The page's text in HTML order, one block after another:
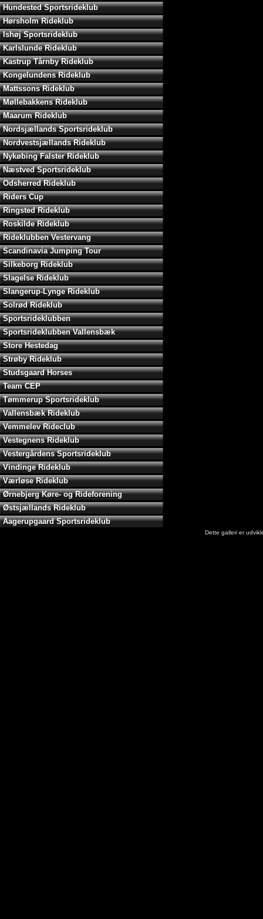
Hundested Sportsrideklub
Hørsholm Rideklub
Ishøj Sportsrideklub
Karlslunde Rideklub
Kastrup Tårnby Rideklub
Kongelundens Rideklub
Mattssons Rideklub
Møllebakkens Rideklub
Maarum Rideklub
Nordsjællands Sportsrideklub
Nordvestsjællands Rideklub
Nykøbing Falster Rideklub
Næstved Sportsrideklub
Odsherred Rideklub
Riders Cup
Ringsted Rideklub
Roskilde Rideklub
Rideklubben Vestervang
Scandinavia Jumping Tour
Silkeborg Rideklub
Slagelse Rideklub
Slangerup-Lynge Rideklub
Solrød Rideklub
Sportsrideklubben
Sportsrideklubben Vallensbæk
Store Hestedag
Strøby Rideklub
Studsgaard Horses
Team CEP
Tømmerup Sportsrideklub
Vallensbæk Rideklub
Vemmelev Rideclub
Vestegnens Rideklub
Vestergårdens Sportsrideklub
Vindinge Rideklub
Værløse Rideklub
Ørnebjerg Køre- og Rideforening
Østsjællands Rideklub
Aagerupgaard Sportsrideklub
Dette galleri er